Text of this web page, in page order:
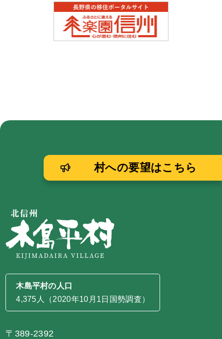
木島平村の人口
4,375人（2020年10月1日国勢調査）
〒389-2392
村への要望はこちら